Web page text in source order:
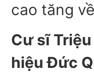
cao tăng
Cư sĩ
hiệu Đức